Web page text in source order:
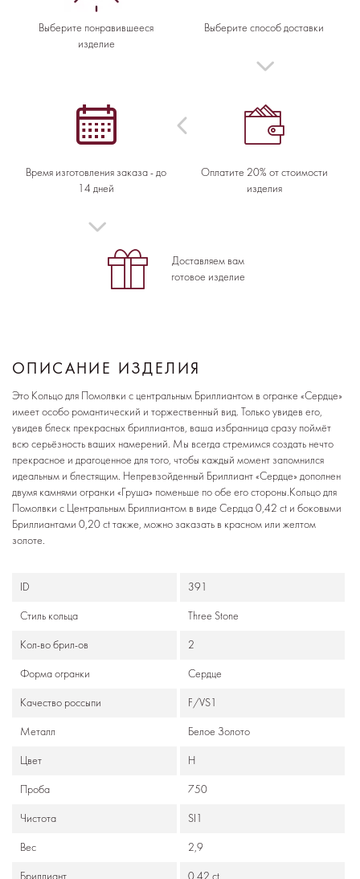
Выберите понравившееся
изделие
Выберите способ доставки
Оплатите 20% от стоимости
изделия
Время изготовления заказа - до
14 дней
Доставляем вам
готовое изделие
ОПИСАНИЕ ИЗДЕЛИЯ
Это Кольцо для Помолвки с центральным Бриллиантом в огранке «Сердце»
имеет особо романтический и торжественный вид. Только увидев его,
увидев блеск прекрасных бриллиантов, ваша избранница сразу поймёт
всю серьёзность ваших намерений. Мы всегда стремимся создать нечто
прекрасное и драгоценное для того, чтобы каждый момент запомнился
идеальным и блестящим. Непревзойденный Бриллиант «Сердце» дополнен
двумя камнями огранки «Груша» поменьше по обе его стороны.Кольцо для
Помолвки с Центральным Бриллиантом в виде Сердца 0,42 ct и боковыми
Бриллиантами 0,20 ct также, можно заказать в красном или желтом
золоте.
ID 391
Стиль кольца Three Stone
Кол-во брил-ов 2
Формa огранки Сердце
Качество россыпи F/VS1
Металл Белое Золото
Цвет H
Проба 750
Чистота SI1
Вес 2,9